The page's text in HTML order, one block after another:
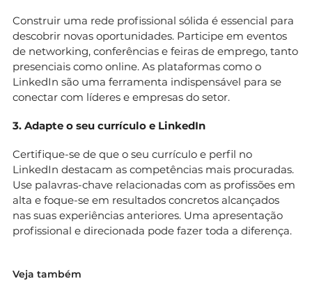
Construir uma rede profissional sólida é essencial para
descobrir novas oportunidades. Participe em eventos
de networking, conferências e feiras de emprego, tanto
presenciais como online. As plataformas como o
LinkedIn são uma ferramenta indispensável para se
conectar com líderes e empresas do setor.
3. Adapte o seu currículo e LinkedIn
Certifique-se de que o seu currículo e perfil no
LinkedIn destacam as competências mais procuradas.
Use palavras-chave relacionadas com as profissões em
alta e foque-se em resultados concretos alcançados
nas suas experiências anteriores. Uma apresentação
profissional e direcionada pode fazer toda a diferença.
Veja também